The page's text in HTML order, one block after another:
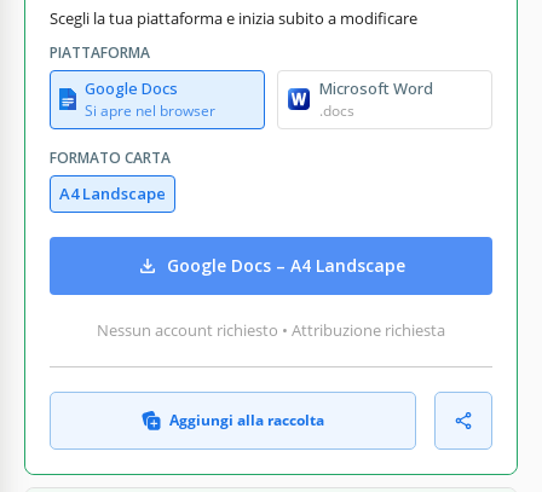
Scegli la tua piattaforma e inizia subito a modificare
PIATTAFORMA
Google Docs
Si apre nel browser
Microsoft Word
.docs
FORMATO CARTA
A4 Landscape
Google Docs – A4 Landscape
Nessun account richiesto • Attribuzione richiesta
Aggiungi alla raccolta